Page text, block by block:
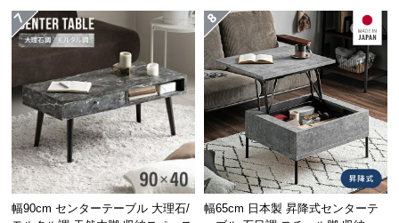
ス
に
い
て
搬
入
経
路
幅90cm センターテーブル 大理石/
幅65cm 日本製 昇降式センターテ